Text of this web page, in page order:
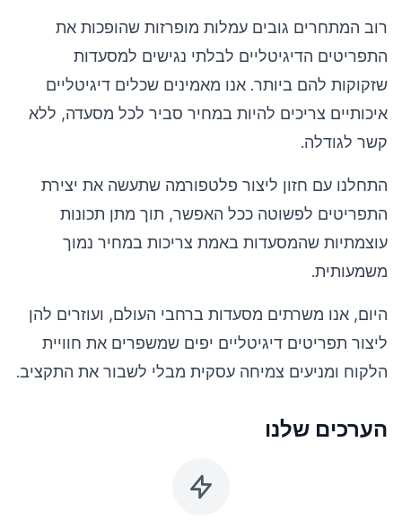
רוב המתחרים גובים עמלות מופרזות שהופכות את
התפריטים הדיגיטליים לבלתי נגישים למסעדות
שזקוקות להם ביותר. אנו מאמינים שכלים דיגיטליים
איכותיים צריכים להיות במחיר סביר לכל מסעדה, ללא
קשר לגודלה.
התחלנו עם חזון ליצור פלטפורמה שתעשה את יצירת
התפריטים לפשוטה ככל האפשר, תוך מתן תכונות
עוצמתיות שהמסעדות באמת צריכות במחיר נמוך
משמעותית.
היום, אנו משרתים מסעדות ברחבי העולם, ועוזרים להן
ליצור תפריטים דיגיטליים יפים שמשפרים את חוויית
הלקוח ומניעים צמיחה עסקית מבלי לשבור את התקציב.
הערכים שלנו